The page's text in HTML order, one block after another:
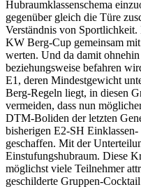
Hubraumklassenschema
gegenüber gleich die Türe
Verständnis von
KW Berg-Cup gemeinsam
werten. Und da damit
beziehungsweise befahren
E1, deren Mindestgewicht
Berg-Regeln liegt, in diesen
vermeiden, dass nun
DTM-Boliden der letzten
bisherigen E2-SH
geschaffen. Mit der
Einstufungshubraum. Diese
möglichst viele Teilnehmer
geschilderte Gruppen-